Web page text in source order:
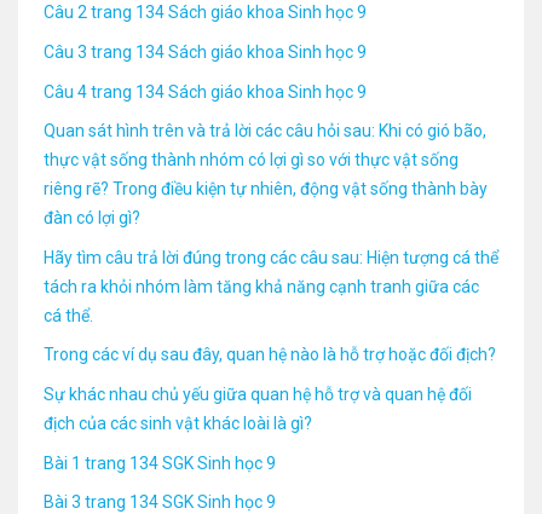
Câu 2 trang 134 Sách giáo khoa Sinh học 9
Câu 3 trang 134 Sách giáo khoa Sinh học 9
Câu 4 trang 134 Sách giáo khoa Sinh học 9
Quan sát hình trên và trả lời các câu hỏi sau: Khi có gió bão,
thực vật sống thành nhóm có lợi gì so với thực vật sống
riêng rẽ? Trong điều kiện tự nhiên, động vật sống thành bày
đàn có lợi gì?
Hãy tìm câu trả lời đúng trong các câu sau: Hiện tượng cá thể
tách ra khỏi nhóm làm tăng khả năng cạnh tranh giữa các
cá thể.
Trong các ví dụ sau đây, quan hệ nào là hỗ trợ hoặc đối địch?
Sự khác nhau chủ yếu giữa quan hệ hỗ trợ và quan hệ đối
địch của các sinh vật khác loài là gì?
Bài 1 trang 134 SGK Sinh học 9
Bài 3 trang 134 SGK Sinh học 9